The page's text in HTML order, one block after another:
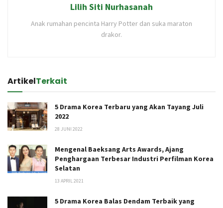
Lilih Siti Nurhasanah
Anak rumahan pencinta Harry Potter dan suka maraton
drakor.
ArtikelTerkait
5 Drama Korea Terbaru yang Akan Tayang Juli
2022
28 JUNI 2022
Mengenal Baeksang Arts Awards, Ajang
Penghargaan Terbesar Industri Perfilman Korea
Selatan
13 APRIL 2021
5 Drama Korea Balas Dendam Terbaik yang